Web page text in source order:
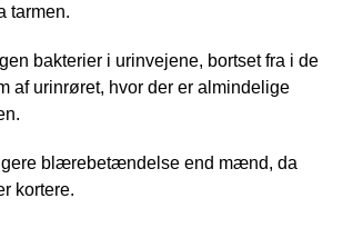
tarmen.
bakterier i urinvejene, bortset fra i de
af urinrøret, hvor der er almindelige
blærebetændelse end mænd, da
kortere.